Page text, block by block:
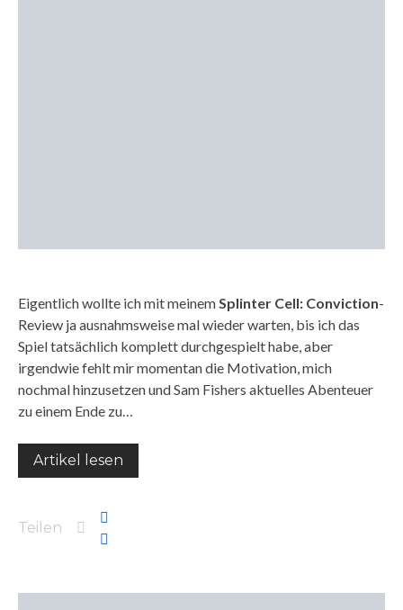
Eigentlich wollte ich mit meinemSplinter Cell: Conviction-
Review ja ausnahmsweise mal wieder warten, bis ich das
Spiel tatsächlich komplett durchgespielt habe, aber
irgendwie fehlt mir momentan die Motivation, mich
nochmal hinzusetzen und Sam Fishers aktuelles Abenteuer
zu einem Ende zu…
Artikel lesen
Teilen